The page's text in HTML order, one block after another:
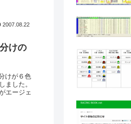
2007.08.22
けの
けが６色
ました。
エージェ